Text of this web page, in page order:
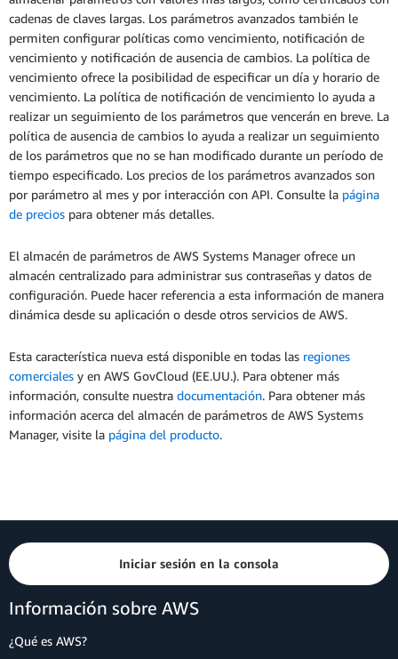
cadenas de claves largas. Los parámetros avanzados también le
permiten configurar políticas como vencimiento, notificación de
vencimiento y notificación de ausencia de cambios. La política de
vencimiento ofrece la posibilidad de especificar un día y horario de
vencimiento. La política de notificación de vencimiento lo ayuda a
realizar un seguimiento de los parámetros que vencerán en breve. La
política de ausencia de cambios lo ayuda a realizar un seguimiento
de los parámetros que no se han modificado durante un período de
tiempo especificado. Los precios de los parámetros avanzados son
por parámetro al mes y por interacción con API. Consulte la página
de precios para obtener más detalles.
El almacén de parámetros de AWS Systems Manager ofrece un
almacén centralizado para administrar sus contraseñas y datos de
configuración. Puede hacer referencia a esta información de manera
dinámica desde su aplicación o desde otros servicios de AWS.
Esta característica nueva está disponible en todas las regiones
comerciales y en AWS GovCloud (EE.UU.). Para obtener más
información, consulte nuestra documentación. Para obtener más
información acerca del almacén de parámetros de AWS Systems
Manager, visite la página del producto.
Iniciar sesión en la consola
Información sobre AWS
¿Qué es AWS?